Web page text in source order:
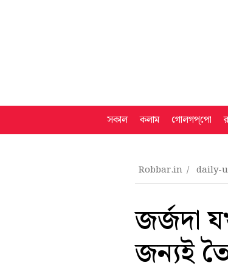
সকাল কলাম গোলগপ্‌পো
Robbar.in daily-
জর্জদা
জন্যই